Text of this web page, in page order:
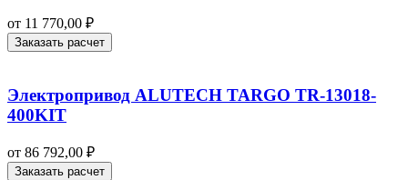
от 11 770,00 ₽
Заказать расчет
Электропривод ALUTECH TARGO TR-13018-
400KIT
от 86 792,00 ₽
Заказать расчет